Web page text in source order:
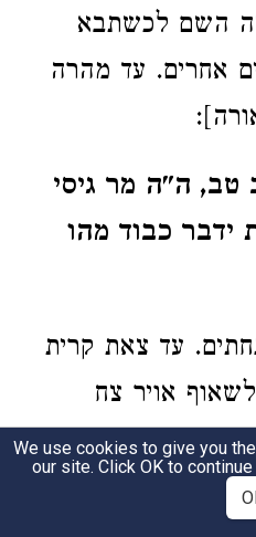
השם לכשתבא
אחרים. עד מהרה
טב, ה"ה מר גיסי
ידבר כבוד מהו
עד צאת קרית
אויר צח
אז שעשעתי היום
וטיילתי בין
We use cookies to give you
our site. Click OK to